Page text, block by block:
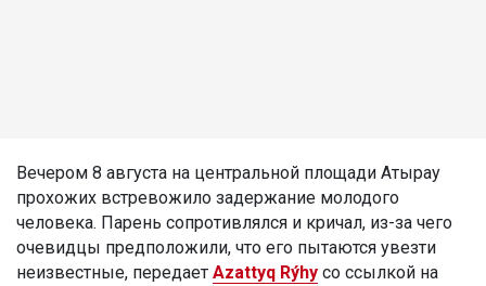
Вечером 8 августа на центральной площади Атырау
прохожих встревожило задержание молодого
человека. Парень сопротивлялся и кричал, из-за чего
очевидцы предположили, что его пытаются увезти
неизвестные, передает Azattyq Rýhy со ссылкой на